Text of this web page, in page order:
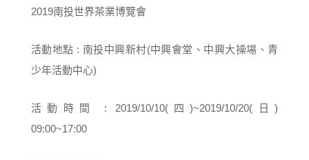
2019南投世界茶業博覽會
活動地點 : 南投中興新村(中興會堂、中興大操場、青
少年活動中心)
活動時間 : 2019/10/10(四)~2019/10/20(日)
09:00~17:00